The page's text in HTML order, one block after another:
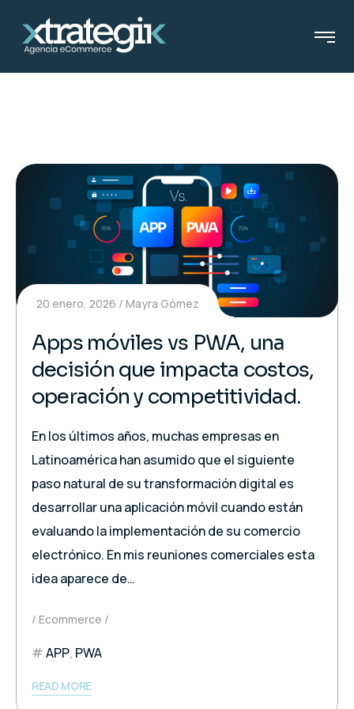
20 enero, 2026 Mayra Gómez
Apps móviles vs PWA, una
decisión que impacta costos,
operación y competitividad.
En los últimos años, muchas empresas en
Latinoamérica han asumido que el siguiente
paso natural de su transformación digital es
desarrollar una aplicación móvil cuando están
evaluando la implementación de su comercio
electrónico. En mis reuniones comerciales esta
idea aparece de…
Ecommerce
APP, PWA
READ MORE